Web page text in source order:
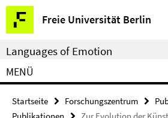
Springe
direkt
zu
Inhalt
Freie Universität Berlin
Service-
Navigation
Languages of Emotion
MENÜ
Startseite Forschungszentrum